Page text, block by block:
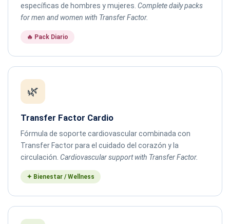
específicas de hombres y mujeres. Complete daily packs
for men and women with Transfer Factor.
🔥 Pack Diario
🌿
Transfer Factor Cardio
Fórmula de soporte cardiovascular combinada con
Transfer Factor para el cuidado del corazón y la
circulación. Cardiovascular support with Transfer Factor.
✦ Bienestar / Wellness